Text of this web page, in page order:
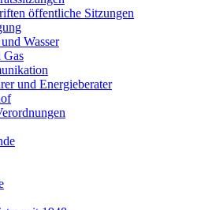
öffentliche Sitzungen
Wasser
Gas
und Energieberater